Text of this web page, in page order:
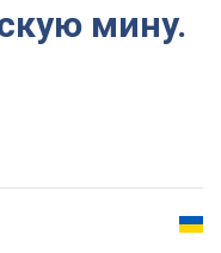
мину.